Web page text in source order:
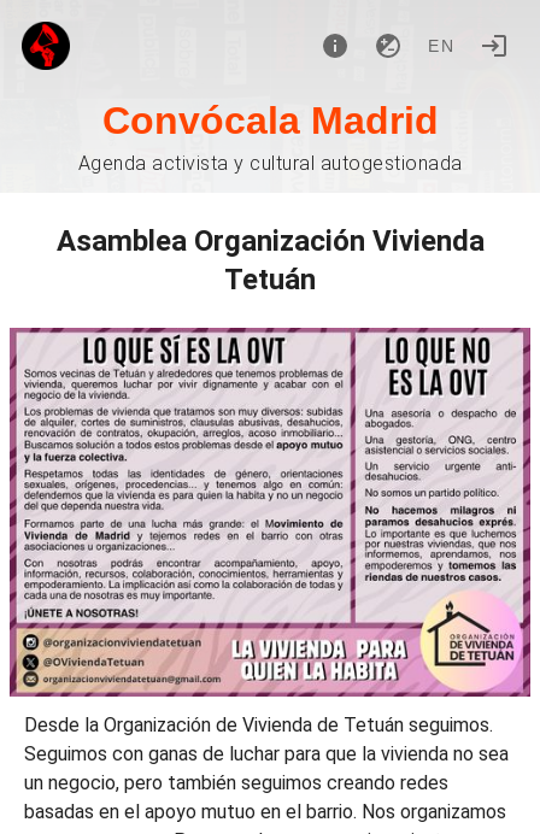
EN
Convócala Madrid
Agenda activista y cultural autogestionada
Asamblea Organización Vivienda
Tetuán
Desde la Organización de Vivienda de Tetuán seguimos.
Seguimos con ganas de luchar para que la vivienda no sea
un negocio, pero también seguimos creando redes
basadas en el apoyo mutuo en el barrio. Nos organizamos